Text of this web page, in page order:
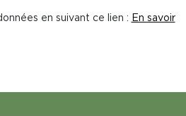
en suivant ce lien : En savoir